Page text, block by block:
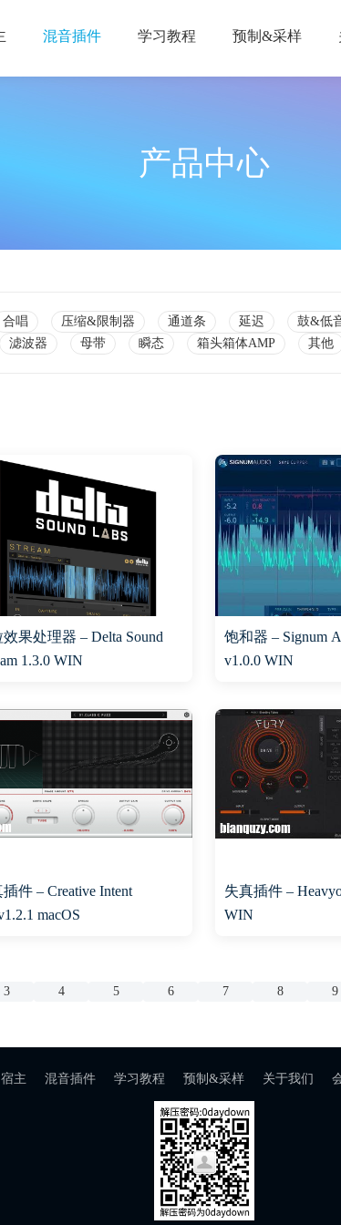
混音插件 学习教程 预制&采样
产品中心
合唱 压缩&限制器 通道条 延迟 鼓&低
滤波器 母带 瞬态 箱头箱体AMP 其他
果处理器 – Delta Sound
1.3.0 WIN
饱和器 – Signum
v1.0.0 WIN
件 – Creative Intent
macOS
失真插件 –
WIN
3 4 5 6 7 8 9
宿主 混音插件 学习教程 预制&采样 关于我们